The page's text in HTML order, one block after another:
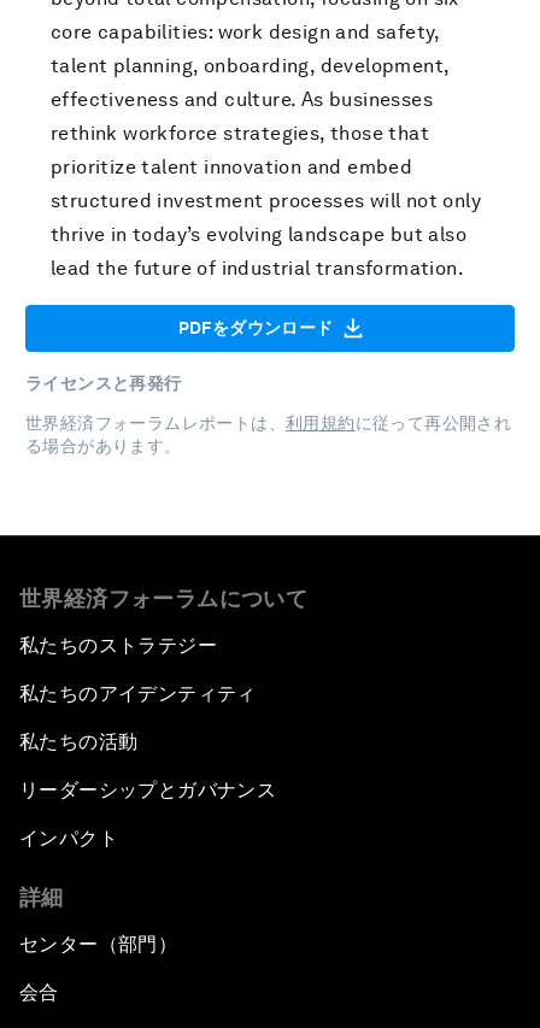
core capabilities: work design and safety,
talent planning, onboarding, development,
effectiveness and culture. As businesses
rethink workforce strategies, those that
prioritize talent innovation and embed
structured investment processes will not only
thrive in today’s evolving landscape but also
lead the future of industrial transformation.
PDFをダウンロード
ライセンスと再発行
世界経済フォーラムレポートは、 利用規約に従って再公開され
る場合があります。
世界経済フォーラムについて
私たちのストラテジー
私たちのアイデンティティ
私たちの活動
リーダーシップとガバナンス
インパクト
詳細
センター（部門）
会合